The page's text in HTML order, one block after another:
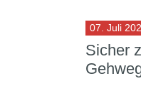
07. Juli
Sicher